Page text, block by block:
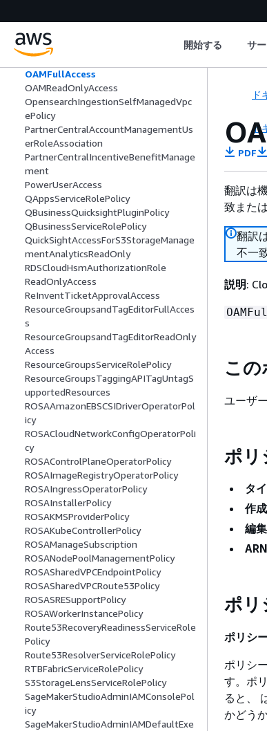
開始する サ
NetworkSecurityDirectorServiceLinked
RolePolicy
NovaActServiceRolePolicy
OAMFullAccess
OAMReadOnlyAccess
OpensearchIngestionSelfManagedVpc
ePolicy
PartnerCentralAccountManagementUs
erRoleAssociation
PartnerCentralIncentiveBenefitManage
ment
PowerUserAccess
QAppsServiceRolePolicy
QBusinessQuicksightPluginPolicy
QBusinessServiceRolePolicy
QuickSightAccessForS3StorageManage
mentAnalyticsReadOnly
RDSCloudHsmAuthorizationRole
ReadOnlyAccess
ReInventTicketApprovalAccess
ResourceGroupsandTagEditorFullAcces
s
ResourceGroupsandTagEditorReadOnly
Access
ResourceGroupsServiceRolePolicy
ResourceGroupsTaggingAPITagUntagS
upportedResources
ROSAAmazonEBSCSIDriverOperatorPol
icy
ROSACloudNetworkConfigOperatorPoli
cy
ROSAControlPlaneOperatorPolicy
ROSAImageRegistryOperatorPolicy
ROSAIngressOperatorPolicy
ROSAInstallerPolicy
ROSAKMSProviderPolicy
ROSAKubeControllerPolicy
ROSAManageSubscription
ROSANodePoolManagementPolicy
ROSASharedVPCEndpointPolicy
ROSASharedVPCRoute53Policy
ROSASRESupportPolicy
ROSAWorkerInstancePolicy
Route53RecoveryReadinessServiceRole
Policy
Route53ResolverServiceRolePolicy
RTBFabricServiceRolePolicy
S3StorageLensServiceRolePolicy
SageMakerStudioAdminIAMConsolePol
icy
SageMakerStudioAdminIAMDefaultExe
ド
ド
PDF
翻訳は
致また
翻訳
不一
説明:
この
ユーザ
ポリ
タ
作
編
ARN
ポリ
ポリシ
ポリシ
す。ポ
ると、
かどう